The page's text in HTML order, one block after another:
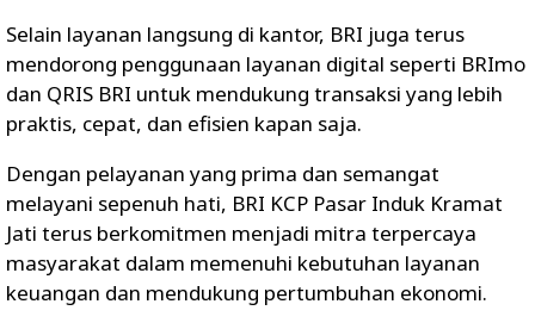
Selain layanan langsung di kantor, BRI juga terus
mendorong penggunaan layanan digital seperti BRImo
dan QRIS BRI untuk mendukung transaksi yang lebih
praktis, cepat, dan efisien kapan saja.
Dengan pelayanan yang prima dan semangat
melayani sepenuh hati, BRI KCP Pasar Induk Kramat
Jati terus berkomitmen menjadi mitra terpercaya
masyarakat dalam memenuhi kebutuhan layanan
keuangan dan mendukung pertumbuhan ekonomi.